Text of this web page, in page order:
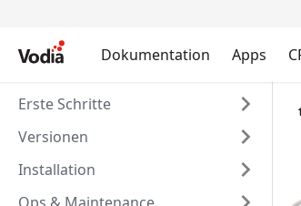
Dokumentation Apps
Erste Schritte
Versionen
Installation